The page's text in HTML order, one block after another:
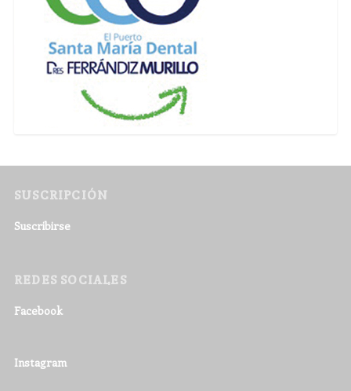
SUSCRIPCIÓN
Suscribirse
REDES SOCIALES
Facebook
Instagram